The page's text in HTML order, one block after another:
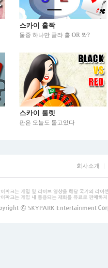
스카이 홀짝
둘중 하나만 골라 홀 OR 짝?
스카이 룰렛
판은 오늘도 돌고있다
회사소개